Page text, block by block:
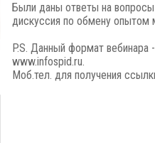
Были даны ответы на вопросы
дискуссия по обмену опытом
P.S. Данный формат
www.infospid.ru.
Моб.тел. для получения